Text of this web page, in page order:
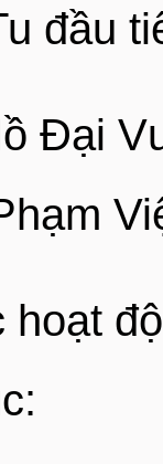
đầu
Đại
hoạt